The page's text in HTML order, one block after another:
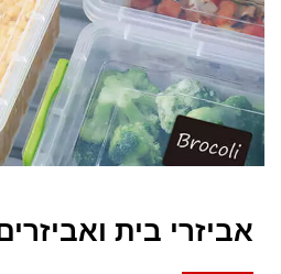
אביזרי בית